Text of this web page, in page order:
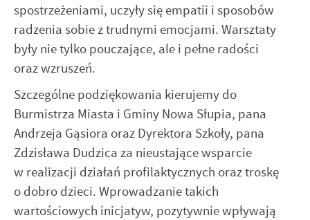
spostrzeżeniami, uczyły się empatii i sposobów
radzenia sobie z trudnymi emocjami. Warsztaty
były nie tylko pouczające, ale i pełne radości
oraz wzruszeń.
Szczególne podziękowania kierujemy do
Burmistrza Miasta i Gminy Nowa Słupia, pana
Andrzeja Gąsiora oraz Dyrektora Szkoły, pana
Zdzisława Dudzica za nieustające wsparcie
w realizacji działań profilaktycznych oraz troskę
o dobro dzieci. Wprowadzanie takich
wartościowych inicjatyw, pozytywnie wpływają